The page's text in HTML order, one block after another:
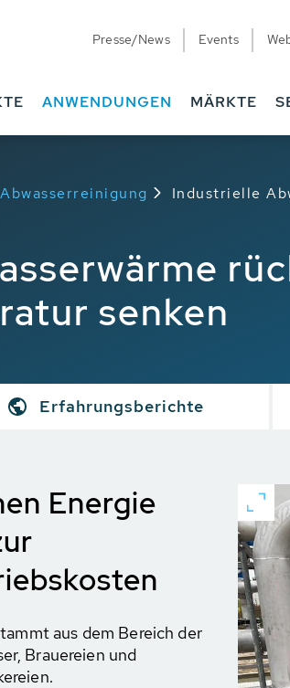
Presse/News Events
ANWENDUNGEN MÄRKTE
Industrielle
senken
Erfahrungsberichte
Energie
aus dem Bereich der
Brauereien und